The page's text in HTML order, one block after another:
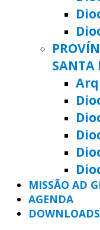
SANTA
MISSÃO AD
AGENDA
DOWNLOADS